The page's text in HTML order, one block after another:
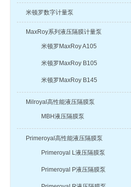
米顿罗数字计量泵
MaxRoy系列液压隔膜计量泵
米顿罗MaxRoy A105
米顿罗MaxRoy B105
米顿罗MaxRoy B145
Milroyal高性能液压隔膜泵
MBH液压隔膜泵
Primeroyal高性能液压隔膜泵
Primeroyal L液压隔膜泵
Primeroyal P液压隔膜泵